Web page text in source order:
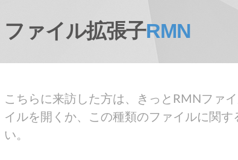
ファイル拡張子RMN
こちらに来訪した方は、きっとRMNファ
イルを開くか、この種類のファイルに関
い。